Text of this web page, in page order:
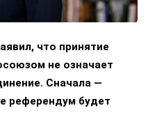
что принятие
не означает
Сначала —
референдум будет